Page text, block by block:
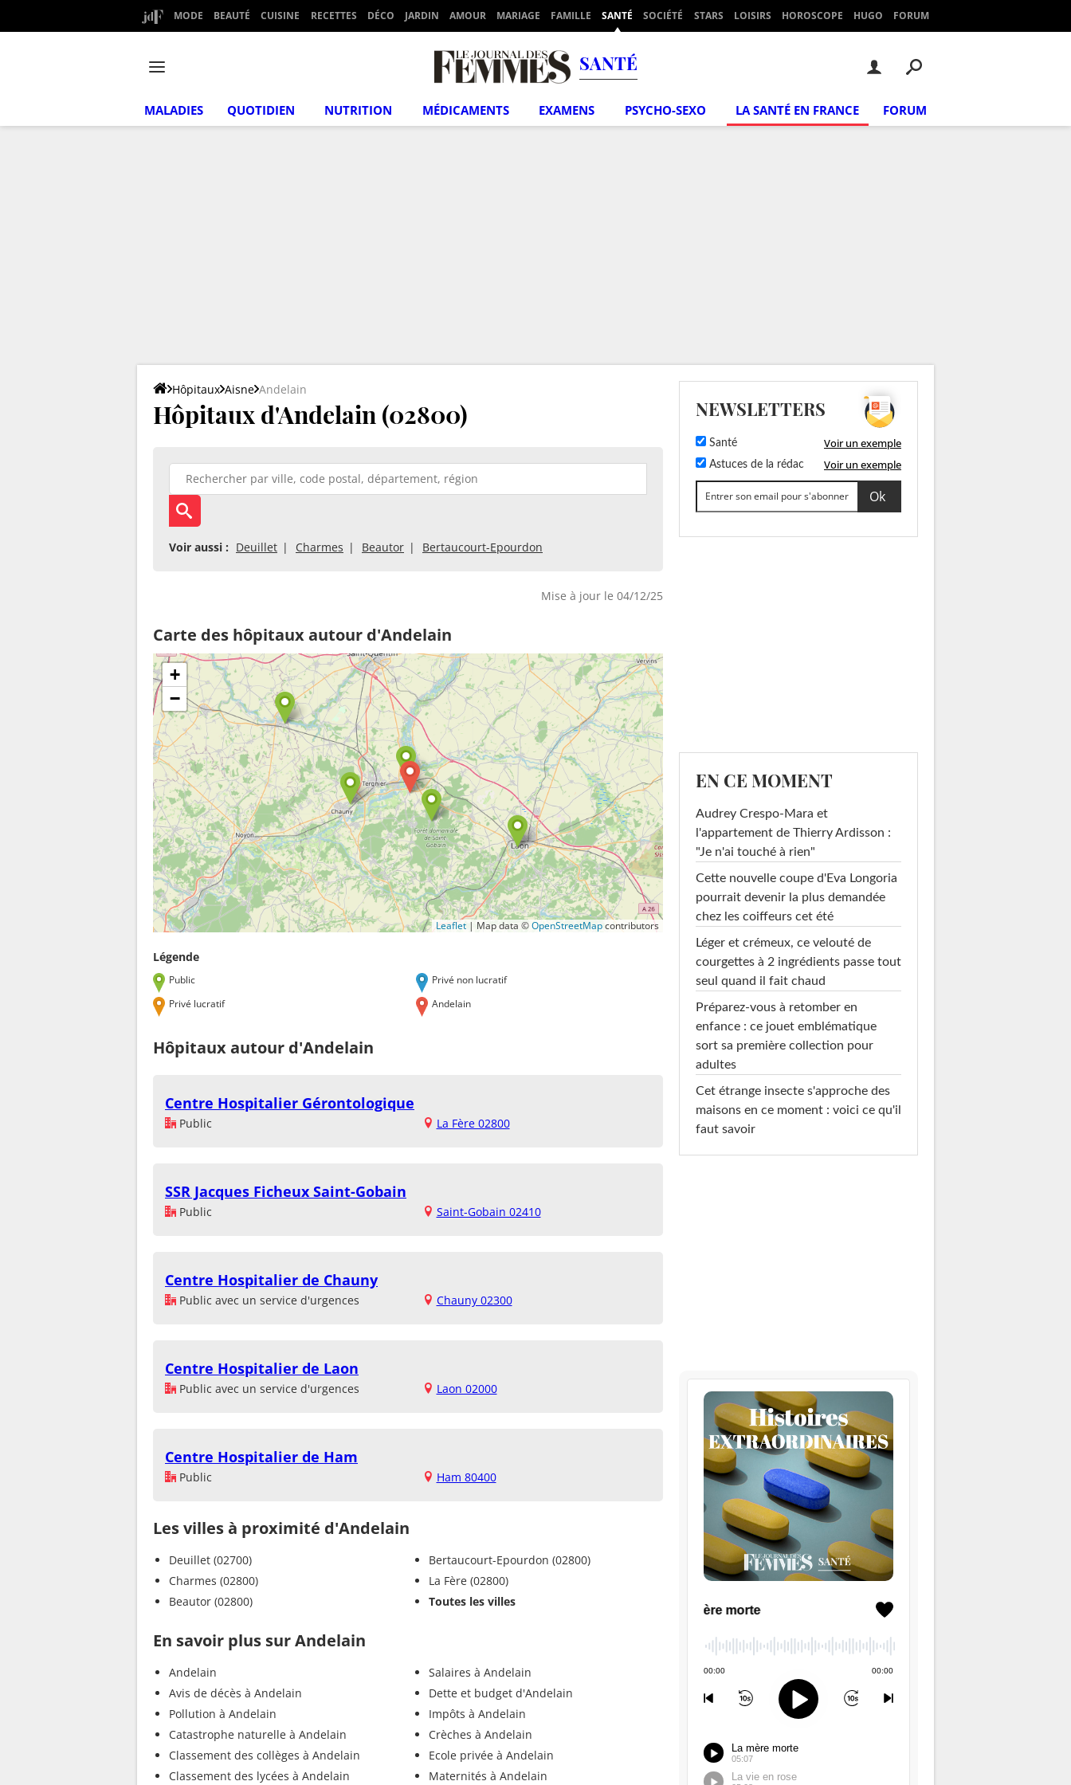
MODE BEAUTÉ CUISINE RECETTES DÉCO JARDIN AMOUR MARIAGE FAMILLE SANTÉ SOCIÉTÉ STARS LOISIRS HOROSCOPE HUGO FORUM
SANTÉ
MALADIES QUOTIDIEN NUTRITION MÉDICAMENTS EXAMENS PSYCHO-SEXO LA SANTÉ EN FRANCE FORUM
Hôpitaux Aisne Andelain
Hôpitaux d'Andelain (02800)
Voir aussi : Deuillet Charmes Beautor Bertaucourt-Epourdon
Mise à jour le 04/12/25
Carte des hôpitaux autour d'Andelain
+
−
Leaflet | Map data ©OpenStreetMapcontributors
Légende
Public
Privé non lucratif
Privé lucratif
Andelain
Hôpitaux autour d'Andelain
Centre Hospitalier Gérontologique
Public La Fère 02800
SSR Jacques Ficheux Saint-Gobain
Public Saint-Gobain 02410
Centre Hospitalier de Chauny
Public avec un service d'urgences Chauny 02300
Centre Hospitalier de Laon
Public avec un service d'urgences Laon 02000
Centre Hospitalier de Ham
Public Ham 80400
Les villes à proximité d'Andelain
Deuillet (02700)
Charmes (02800)
Beautor (02800)
Bertaucourt-Epourdon (02800)
La Fère (02800)
Toutes les villes
En savoir plus sur Andelain
Andelain
Avis de décès à Andelain
Pollution à Andelain
Catastrophe naturelle à Andelain
Classement des collèges à Andelain
Classement des lycées à Andelain
Salaires à Andelain
Dette et budget d'Andelain
Impôts à Andelain
Crèches à Andelain
Ecole privée à Andelain
Maternités à Andelain
NEWSLETTERS
Santé Voir un exemple
Astuces de la rédac Voir un exemple
EN CE MOMENT
Audrey Crespo-Mara et
l'appartement de Thierry Ardisson :
"Je n'ai touché à rien"
Cette nouvelle coupe d'Eva Longoria
pourrait devenir la plus demandée
chez les coiffeurs cet été
Léger et crémeux, ce velouté de
courgettes à 2 ingrédients passe tout
seul quand il fait chaud
Préparez-vous à retomber en
enfance : ce jouet emblématique
sort sa première collection pour
adultes
Cet étrange insecte s'approche des
maisons en ce moment : voici ce qu'il
faut savoir